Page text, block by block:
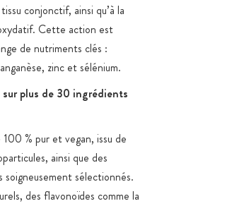
conjonctif, ainsi qu’à la
Cette action est
de nutriments clés :
zinc et sélénium.
plus de 30 ingrédients
% pur et vegan, issu de
ainsi que des
sélectionnés.
des flavonoïdes comme la